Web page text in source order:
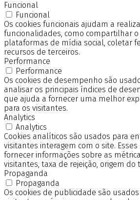
Funcional
Funcional
Os cookies funcionais ajudam a
funcionalidades, como compartilhar
plataformas de mídia social, coletar
recursos de terceiros.
Performance
Performance
Os cookies de desempenho são
analisar os principais índices de
que ajuda a fornecer uma melhor
para os visitantes.
Analytics
Analytics
Cookies analíticos são usados para
visitantes interagem com o site.
fornecer informações sobre as
visitantes, taxa de rejeição, origem do
Propaganda
Propaganda
Os cookies de publicidade são